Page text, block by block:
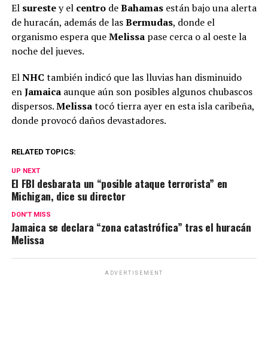
El surestey el centrodeBahamasestán bajo una alerta
de huracán, además de lasBermudas, donde el
organismo espera queMelissapase cerca o al oeste la
noche del jueves.
ElNHC también indicó que las lluvias han disminuido
enJamaicaaunque aún son posibles algunos chubascos
dispersos.Melissatocó tierra ayer en esta isla caribeña,
donde provocó daños devastadores.
RELATED TOPICS:
UP NEXT
El FBI desbarata un “posible ataque terrorista” en
Michigan, dice su director
DON'T MISS
Jamaica se declara “zona catastrófica” tras el huracán
Melissa
ADVERTISEMENT